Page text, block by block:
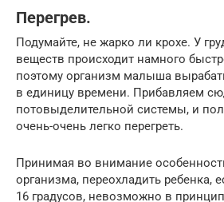
Перегрев.
Подумайте, не жарко ли крохе. У
веществ происходит намного
поэтому организм малыша
в единицу времени. Прибавляем
потовыделительной системы, и
очень-очень легко перегреть.
Принимая во внимание
организма, переохладить ребенка,
16 градусов, невозможно в